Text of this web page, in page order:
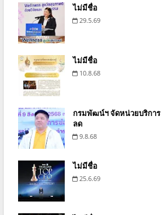
ไม่มีชื่อ
29.5.69
ไม่มีชื่อ
10.8.68
กรมพัฒน์ฯ จัดหน่วยบริการ
ลด
9.8.68
ไม่มีชื่อ
25.6.69